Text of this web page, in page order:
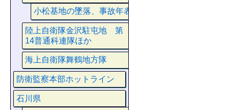
小松基地の墜落、事故年表
陸上自衛隊金沢駐屯地 第
14普通科連隊ほか
海上自衛隊舞鶴地方隊
防衛監察本部ホットライン
石川県